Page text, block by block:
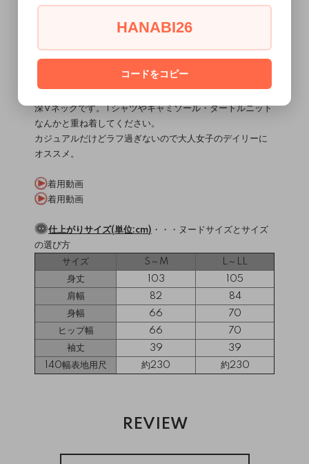
直線縫いミシン / 2本針4本糸ロックミシン
縫製難易度・・・★☆☆☆☆
深Vネックです。Tシャツやキャミソール・タートルニット
なんかと重ね着してください。
カジュアルだけどラフ過ぎないので大人女子のデイリーに
オススメ。
着用動画
着用動画
仕上がりサイズ(単位:cm) ・・・ ヌードサイズとサイズ
の選び方
サイズ
S～M
L～LL
身丈
103
105
肩幅
82
84
身幅
66
70
ヒップ幅
66
70
袖丈
39
39
140幅表地用尺
約230 約230
REVIEW
HANABI26
コードをコピー